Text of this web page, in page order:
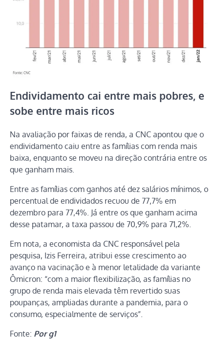
Endividamento cai entre mais pobres, e
sobe entre mais ricos
Na avaliação por faixas de renda, a CNC apontou que o
endividamento caiu entre as famílias com renda mais
baixa, enquanto se moveu na direção contrária entre os
que ganham mais.
Entre as famílias com ganhos até dez salários mínimos, o
percentual de endividados recuou de 77,7% em
dezembro para 77,4%. Já entre os que ganham acima
desse patamar, a taxa passou de 70,9% para 71,2%.
Em nota, a economista da CNC responsável pela
pesquisa, Izis Ferreira, atribui esse crescimento ao
avanço na vacinação e à menor letalidade da variante
Ômicron: “com a maior flexibilização, as famílias no
grupo de renda mais elevada têm revertido suas
poupanças, ampliadas durante a pandemia, para o
consumo, especialmente de serviços”.
Fonte: Por g1